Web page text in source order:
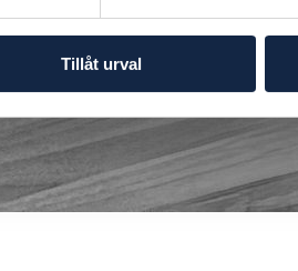
Tillåt urval